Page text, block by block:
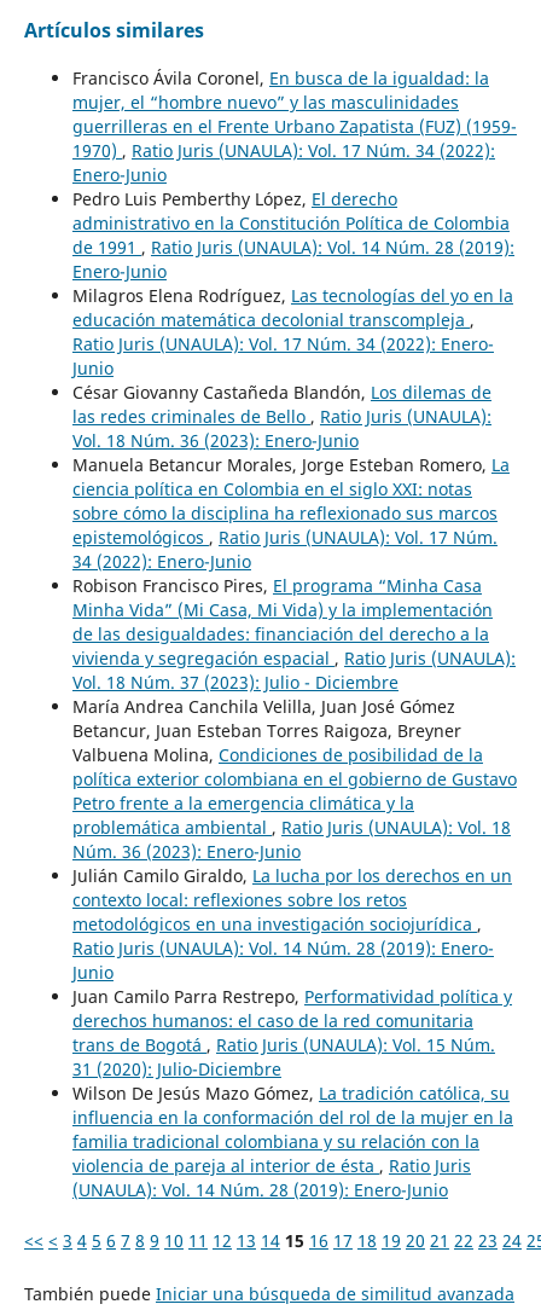
Artículos similares
Francisco Ávila Coronel, En busca de la igualdad: la
mujer, el “hombre nuevo” y las masculinidades
guerrilleras en el Frente Urbano Zapatista (FUZ) (1959-
1970) , Ratio Juris (UNAULA): Vol. 17 Núm. 34 (2022):
Enero-Junio
Pedro Luis Pemberthy López, El derecho
administrativo en la Constitución Política de Colombia
de 1991 , Ratio Juris (UNAULA): Vol. 14 Núm. 28 (2019):
Enero-Junio
Milagros Elena Rodríguez, Las tecnologías del yo en la
educación matemática decolonial transcompleja ,
Ratio Juris (UNAULA): Vol. 17 Núm. 34 (2022): Enero-
Junio
César Giovanny Castañeda Blandón, Los dilemas de
las redes criminales de Bello , Ratio Juris (UNAULA):
Vol. 18 Núm. 36 (2023): Enero-Junio
Manuela Betancur Morales, Jorge Esteban Romero, La
ciencia política en Colombia en el siglo XXI: notas
sobre cómo la disciplina ha reflexionado sus marcos
epistemológicos , Ratio Juris (UNAULA): Vol. 17 Núm.
34 (2022): Enero-Junio
Robison Francisco Pires, El programa “Minha Casa
Minha Vida” (Mi Casa, Mi Vida) y la implementación
de las desigualdades: financiación del derecho a la
vivienda y segregación espacial , Ratio Juris (UNAULA):
Vol. 18 Núm. 37 (2023): Julio - Diciembre
María Andrea Canchila Velilla, Juan José Gómez
Betancur, Juan Esteban Torres Raigoza, Breyner
Valbuena Molina, Condiciones de posibilidad de la
política exterior colombiana en el gobierno de Gustavo
Petro frente a la emergencia climática y la
problemática ambiental , Ratio Juris (UNAULA): Vol. 18
Núm. 36 (2023): Enero-Junio
Julián Camilo Giraldo, La lucha por los derechos en un
contexto local: reflexiones sobre los retos
metodológicos en una investigación sociojurídica ,
Ratio Juris (UNAULA): Vol. 14 Núm. 28 (2019): Enero-
Junio
Juan Camilo Parra Restrepo, Performatividad política y
derechos humanos: el caso de la red comunitaria
trans de Bogotá , Ratio Juris (UNAULA): Vol. 15 Núm.
31 (2020): Julio-Diciembre
Wilson De Jesús Mazo Gómez, La tradición católica, su
influencia en la conformación del rol de la mujer en la
familia tradicional colombiana y su relación con la
violencia de pareja al interior de ésta , Ratio Juris
(UNAULA): Vol. 14 Núm. 28 (2019): Enero-Junio
<< < 3 4 5 6 7 8 9 10 11 12 13 14 15 16 17 18 19 20 21 22 23 24
También puede Iniciar una búsqueda de similitud avanzada